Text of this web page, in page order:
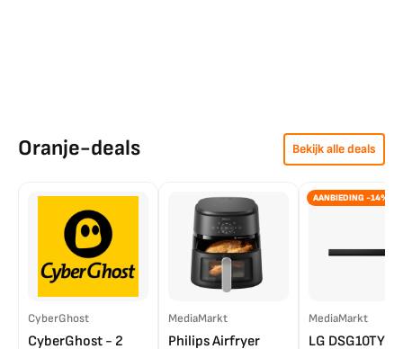
Oranje-deals Bekijk alle deals
CyberGhost
CyberGhost - 2
MediaMarkt
Philips Airfryer
AANBIEDING -14%
MediaMarkt
LG DSG10TY